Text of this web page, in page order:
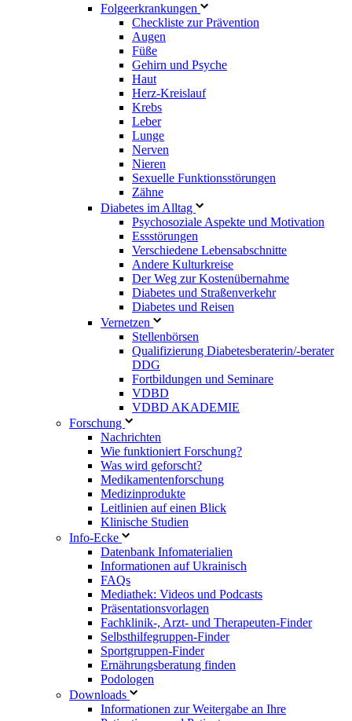
Folgeerkrankungen
Checkliste zur Prävention
Augen
Füße
Gehirn und Psyche
Haut
Herz-Kreislauf
Krebs
Leber
Lunge
Nerven
Nieren
Sexuelle Funktionsstörungen
Zähne
Diabetes im Alltag
Psychosoziale Aspekte und Motivation
Essstörungen
Verschiedene Lebensabschnitte
Andere Kulturkreise
Der Weg zur Kostenübernahme
Diabetes und Straßenverkehr
Diabetes und Reisen
Vernetzen
Stellenbörsen
Qualifizierung Diabetesberaterin/­-berater
DDG
Fortbildungen und Seminare
VDBD
VDBD AKADEMIE
Forschung
Nachrichten
Wie funktioniert Forschung?
Was wird geforscht?
Medikamentenforschung
Medizinprodukte
Leitlinien auf einen Blick
Klinische Studien
Info-Ecke
Datenbank Infomaterialien
Informationen auf Ukrainisch
FAQs
Mediathek: Videos und Podcasts
Präsentationsvorlagen
Fachklinik-, Arzt- und Therapeuten-Finder
Selbsthilfegruppen-Finder
Sportgruppen-Finder
Ernährungsberatung finden
Podologen
Downloads
Informationen zur Weitergabe an Ihre